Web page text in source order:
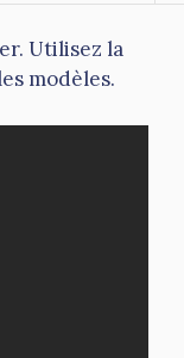
Utilisez la
modèles.